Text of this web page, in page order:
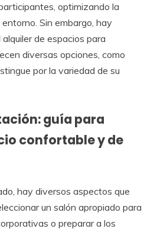
optimizando la
Sin embargo, hay
de espacios para
diversas opciones, como
por la variedad de su
guía para
confortable y de
hay diversos aspectos que
un salón apropiado para
o preparar a los